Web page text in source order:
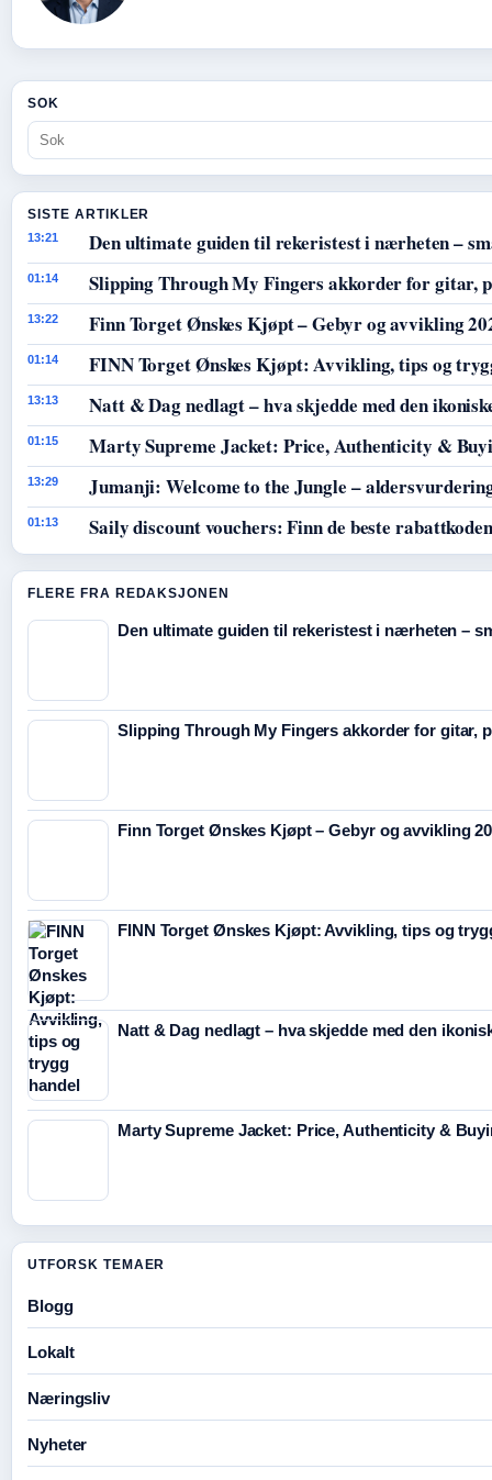
SOK
SISTE ARTIKLER
13:21 Den ultimate guiden til rekeristest i nærheten –
01:14 Slipping Through My Fingers akkorder for gitar,
13:22 Finn Torget Ønskes Kjøpt – Gebyr og avvikling
01:14 FINN Torget Ønskes Kjøpt: Avvikling, tips og
13:13 Natt & Dag nedlagt – hva skjedde med den
01:15 Marty Supreme Jacket: Price, Authenticity &
13:29 Jumanji: Welcome to the Jungle –
01:13 Saily discount vouchers: Finn de beste
FLERE FRA REDAKSJONEN
Den ultimate guiden til rekeristest i nærheten –
Slipping Through My Fingers akkorder for gitar,
Finn Torget Ønskes Kjøpt – Gebyr og avvikling
FINN Torget Ønskes Kjøpt: Avvikling, tips og
Natt & Dag nedlagt – hva skjedde med den
Marty Supreme Jacket: Price, Authenticity &
UTFORSK TEMAER
Blogg
Lokalt
Næringsliv
Nyheter